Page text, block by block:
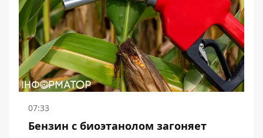
07:33
Бензин с биоэтанолом загоняет